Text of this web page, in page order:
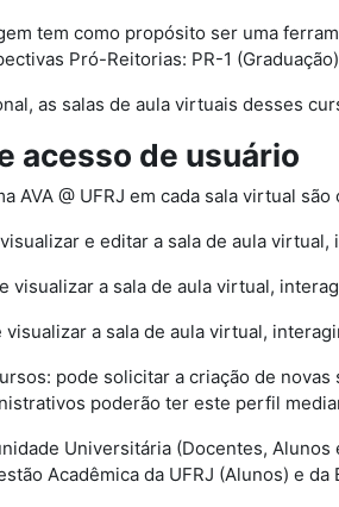
tem como propósito ser uma
Pró-Reitorias: PR-1
as salas de aula virtuais desses
acesso de usuário
AVA @ UFRJ em cada sala virtual
e editar a sala de aula
visualizar a sala de aula virtual,
visualizar a sala de aula virtual,
pode solicitar a criação de
poderão ter este perfil
Universitária (Docentes,
Acadêmica da UFRJ (Alunos) e